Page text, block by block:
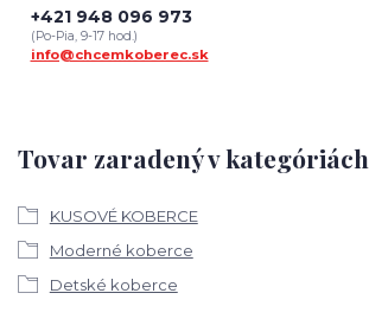
Tovar zaradený v kategóriách
KUSOVÉ KOBERCE
Moderné koberce
Detské koberce
+421 948 096 973
(Po-Pia, 9-17 hod.)
info@chcemkoberec.sk